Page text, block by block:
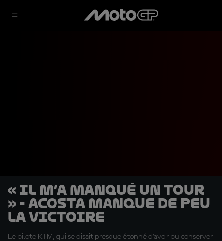
« Il m’a manqué un tour
» - Acosta manque de peu
la victoire
Le pilote KTM, qui se disait presque étonné d'avoir pu conserver